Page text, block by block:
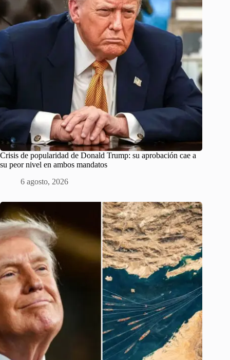
Crisis de popularidad de Donald Trump: su aprobación cae a
su peor nivel en ambos mandatos
6 agosto, 2026